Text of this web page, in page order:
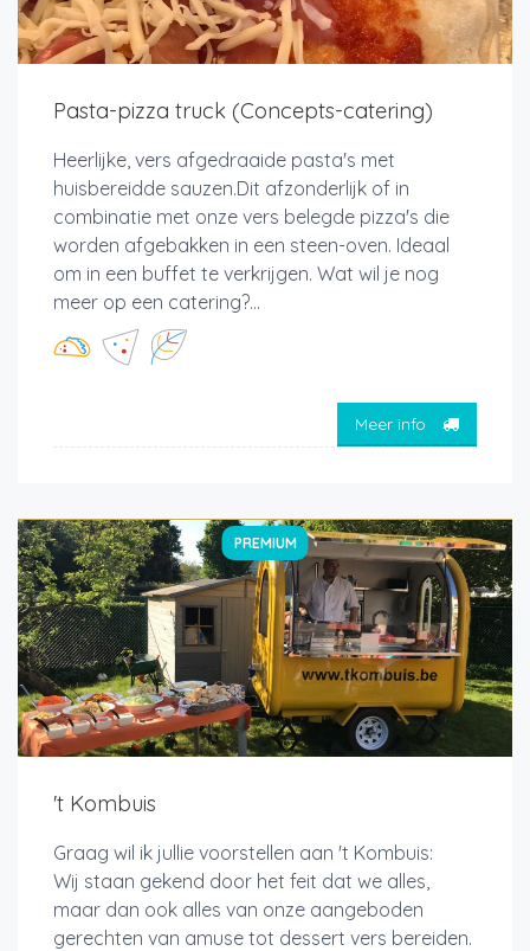
Pasta-pizza truck (Concepts-catering)
Heerlijke, vers afgedraaide pasta's met
huisbereidde sauzen.Dit afzonderlijk of in
combinatie met onze vers belegde pizza's die
worden afgebakken in een steen-oven. Ideaal
om in een buffet te verkrijgen. Wat wil je nog
meer op een catering?...
Meer info
PREMIUM
't Kombuis
Graag wil ik jullie voorstellen aan 't Kombuis:
Wij staan gekend door het feit dat we alles,
maar dan ook alles van onze aangeboden
gerechten van amuse tot dessert vers bereiden.